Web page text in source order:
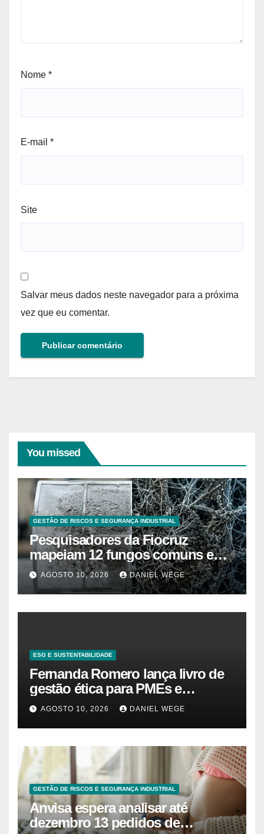
Nome *
E-mail *
Site
Salvar meus dados neste navegador para a próxima
vez que eu comentar.
You missed
GESTÃO DE RISCOS E SEGURANÇA INDUSTRIAL
Pesquisadores da Fiocruz
mapeiam 12 fungos comuns em
ar-condicionado doméstico que
agravam rinite e asma, e a
limpeza com spray não elimina 7
deles
AGOSTO 10, 2026 DANIEL WEGE
ESG E SUSTENTABILIDADE
Fernanda Romero lança livro de
gestão ética para PMEs e
startups
AGOSTO 10, 2026 DANIEL WEGE
GESTÃO DE RISCOS E SEGURANÇA INDUSTRIAL
Anvisa espera analisar até
dezembro 13 pedidos de